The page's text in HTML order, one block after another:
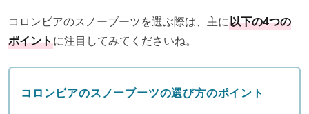
コロンビアのスノーブーツを選ぶ際は、主に以下の4つの
ポイントに注目してみてくださいね。
コロンビアのスノーブーツの選び方のポイント